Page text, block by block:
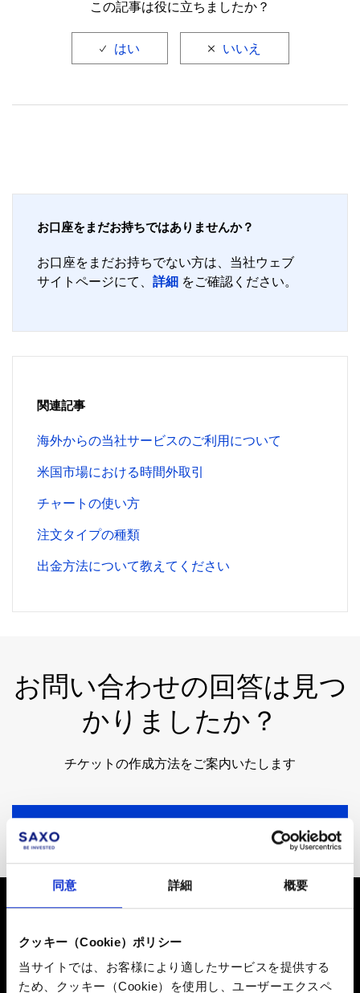
同意 詳細 概要
クッキー（Cookie）ポリシー
当サイトでは、お客様により適したサービスを提供する
ため、クッキー（Cookie）を使用し、ユーザーエクスペ
この記事は役に立ちましたか？
お口座をまだお持ちではありませんか？
お口座をまだお持ちでない方は、当社ウェブ
サイトページにて、 詳細 をご確認ください。
関連記事
海外からの当社サービスのご利用について
米国市場における時間外取引
チャートの使い方
注文タイプの種類
出金方法について教えてください
お問い合わせの回答は見つ
かりましたか？
チケットの作成方法をご案内いたします
【重要事項及びリスク開示】
■外国為替証拠金取引は各通貨の価格を、貴金属証拠金取
引は各貴金属の価格を指標とし、それらの変動に対する予